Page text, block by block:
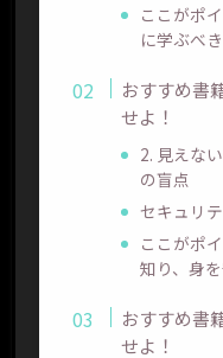
ここがポ
に学ぶべ
おすすめ書
せよ！
2. 見えな
の盲点
セキュリ
ここがポ
知り、身を
おすすめ書
せよ！